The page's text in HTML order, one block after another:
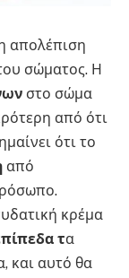
απολέπιση
σώματος. Η
στο σώμα
από ότι
ότι το
από
κρέμα
τα
και αυτό θα